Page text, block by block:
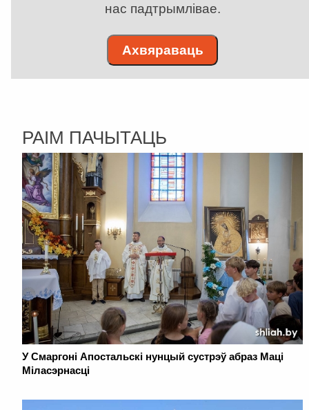
нас падтрымлівае.
Ахвяраваць
РАІМ ПАЧЫТАЦЬ
У Смаргоні Апостальскі нунцый сустрэў абраз Маці
Міласэрнасці